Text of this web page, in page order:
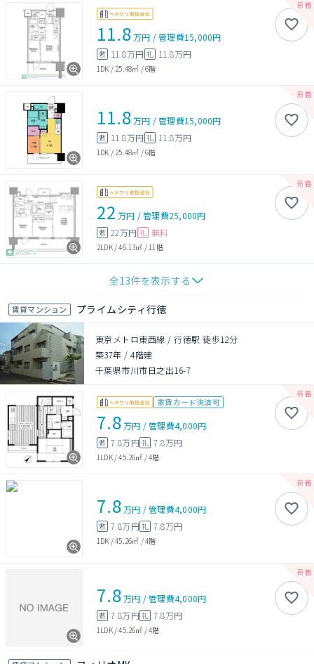
11.8万円 /管理費15,000円
敷 11.8万円 礼 11.8万円
1DK /25.48㎡ /6階
11.8万円 /管理費15,000円
敷 11.8万円 礼 11.8万円
1DK / 25.48㎡ /6階
22 万円 /管理費25,000円
敷 22万円 礼 無料
2LDK/46.13㎡ /11階
全13件を表示する
賃貸マンション プライムシティ行徳
東京メトロ東西線 / 行徳駅 徒歩12分
築37年 /4階建
千葉県市川市日之出16-7
家賃カード決済可
7.8万円 /管理費4,000円
敷 7.8万円礼 7.8万円
1LDK/45.26㎡ /4階
7.8万円 /管理費4,000円
敷 7.8万円礼 7.8万円
1DK /45.26㎡ /4階
7.8万円 /管理費4,000円
敷 7.8万円礼 7.8万円
1LDK/45.26㎡ /4階